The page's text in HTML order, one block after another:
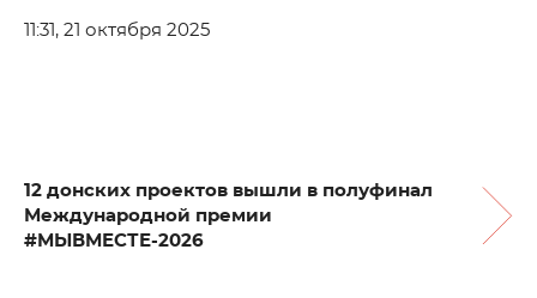
11:31, 21 октября 2025
12 донских проектов вышли в полуфинал
Международной премии
#МЫВМЕСТЕ-2026